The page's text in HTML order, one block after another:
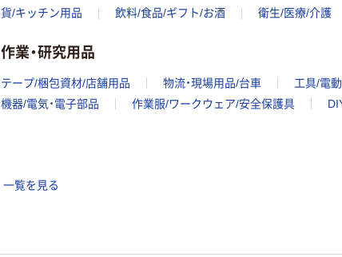
貨/キッチン用品
飲料/食品/ギフト/お酒 衛生/医療/介護
作業・研究用品
テープ/梱包資材/店舗用品 物流・現場用品/台車 工具/電
機器/電気・電子部品
作業服/ワークウェア/安全保護具
一覧を見る